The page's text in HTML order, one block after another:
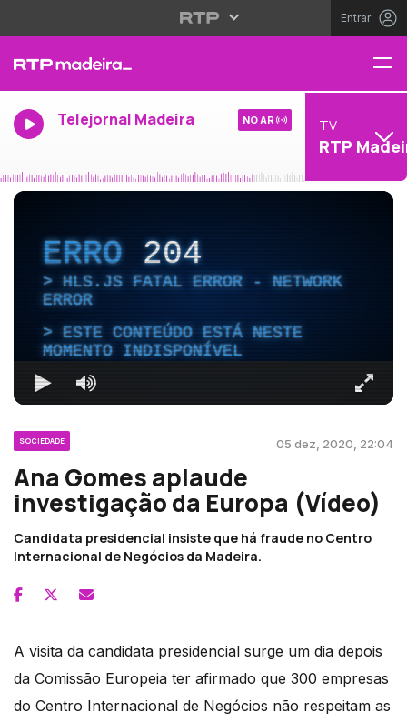
Entrar
Telejornal Madeira NO AR TV
RTP
ERRO204
HLS.JS FATAL ERROR - NETWORK
ERROR
ESTE CONTEÚDO ESTÁ NESTE
MOMENTO INDISPONÍVEL
SOCIEDADE 05 dez, 2020, 22:04
Ana Gomes aplaude
investigação da Europa (Vídeo)
Candidata presidencial insiste que há fraude no Centro
Internacional de Negócios da Madeira.
A visita da candidata presidencial surge um dia depois
da Comissão Europeia ter afirmado que 300 empresas
do Centro Internacional de Negócios não respeitam as